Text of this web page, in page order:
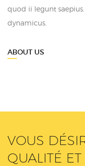
quod ii legunt
dynamicus.
ABOUT US
VOUS
QUALITÉ ET